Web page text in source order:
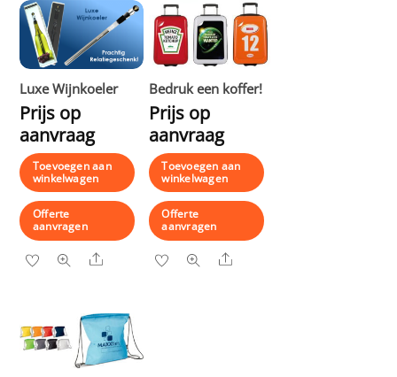
Luxe Wijnkoeler
Prijs op
aanvraag
Toevoegen aan
winkelwagen
Offerte
aanvragen
Share
Bedruk een koffer!
Prijs op
aanvraag
Toevoegen aan
winkelwagen
Offerte
aanvragen
Share